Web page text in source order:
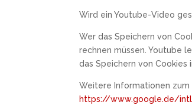
Wird ein Youtube-Video
Wer das Speichern von
rechnen müssen. Youtube
das Speichern von Cookies
Weitere Informationen zum
https://www.google.de/